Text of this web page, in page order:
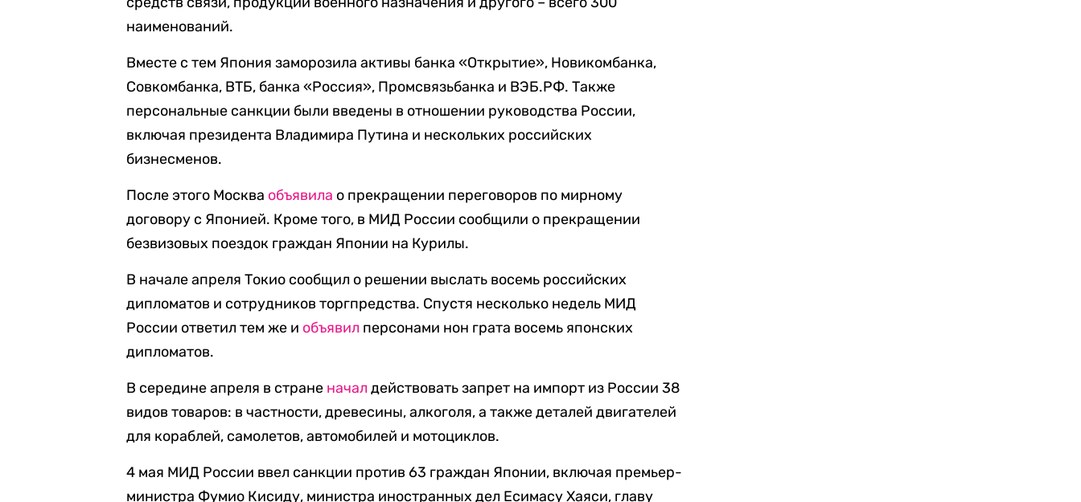
наименований.
Вместе с тем Япония заморозила активы банка «Открытие», Новикомбанка,
Совкомбанка, ВТБ, банка «Россия», Промсвязьбанка и ВЭБ.РФ. Также
персональные санкции были введены в отношении руководства России,
включая президента Владимира Путина и нескольких российских
бизнесменов.
После этого Москва объявила о прекращении переговоров по мирному
договору с Японией. Кроме того, в МИД России сообщили о прекращении
безвизовых поездок граждан Японии на Курилы.
В начале апреля Токио сообщил о решении выслать восемь российских
дипломатов и сотрудников торгпредства. Спустя несколько недель МИД
России ответил тем же и объявил персонами нон грата восемь японских
дипломатов.
В середине апреля в стране начал действовать запрет на импорт из России 38
видов товаров: в частности, древесины, алкоголя, а также деталей двигателей
для кораблей, самолетов, автомобилей и мотоциклов.
4 мая МИД России ввел санкции против 63 граждан Японии, включая премьер-
министра Фумио Кисиду, министра иностранных дел Есимасу Хаяси, главу